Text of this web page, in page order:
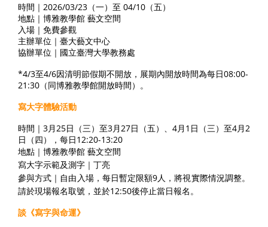
時間｜2026/03/23（一）至 04/10（五）
地點｜博雅教學館 藝文空間
入場｜免費參觀
主辦單位｜臺大藝文中心
協辦單位｜國立臺灣大學教務處
*4/3至4/6因清明節假期不開放，展期內開放時間為每日08:00-
21:30（同博雅教學館開放時間）。
寫大字體驗活動
時間 ｜ 3月25日（三）至3月27日（五）、4月1日（三）至4月2
日（四），每日12:20-13:20
地點｜博雅教學館 藝文空間
寫大字示範及測字｜丁亮
參與方式｜ 自由入場，每日暫定限額9人，將視實際情況調整。
請於現場報名取號，並於12:50後停止當日報名。
談《寫字與命運》